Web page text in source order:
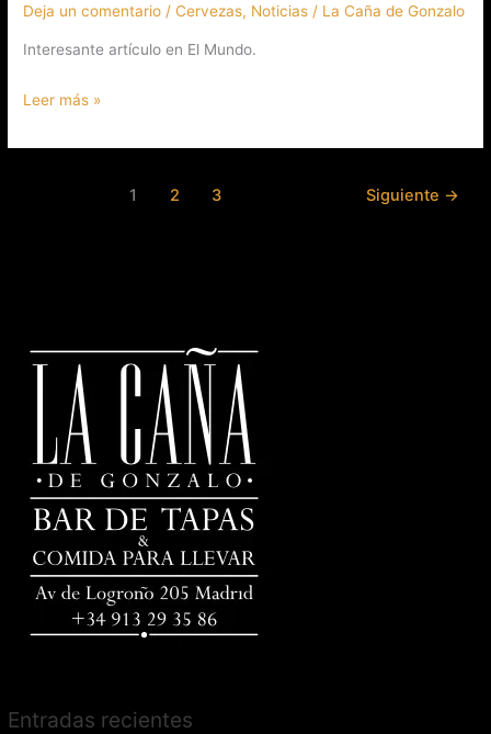
Entradas recientes
Deja un comentario /Cervezas, Noticias / La Caña de Gonzalo
Interesante artículo en El Mundo.
Leer más »
1 2 3 Siguiente →